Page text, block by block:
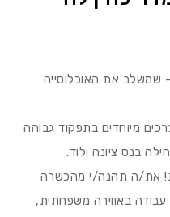
– שמשלב את האוכלוסייה
מיוחדים בתפקוד גבוהה
בנס ציונה ולוד.
את/ה תהנה/י מהכשרה
עבודה באווירה משפחתית,